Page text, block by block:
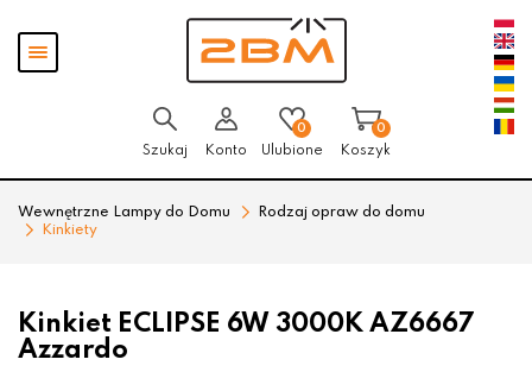
Pokaż
menu
Szukaj Konto
0
Ulubione
0
Koszyk
Wewnętrzne Lampy do Domu
Rodzaj opraw do domu
Kinkiety
Kinkiet ECLIPSE 6W 3000K AZ6667
Azzardo